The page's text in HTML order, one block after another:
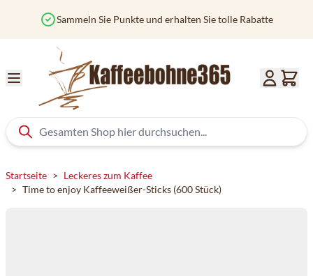
Sammeln Sie Punkte und erhalten Sie tolle Rabatte
Startseite > Leckeres zum Kaffee
> Time to enjoy Kaffeeweißer-Sticks (600 Stück)